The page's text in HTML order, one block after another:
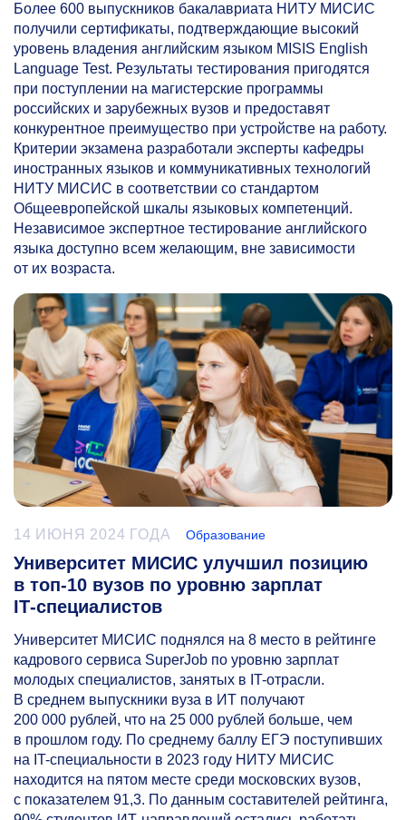
Более 600 выпускников бакалавриата НИТУ МИСИС
получили сертификаты, подтверждающие высокий
уровень владения английским языком MISIS English
Language Test. Результаты тестирования пригодятся
при поступлении на магистерские программы
российских и зарубежных вузов и предоставят
конкурентное преимущество при устройстве на работу.
Критерии экзамена разработали эксперты кафедры
иностранных языков и коммуникативных технологий
НИТУ МИСИС в соответствии со стандартом
Общеевропейской шкалы языковых компетенций.
Независимое экспертное тестирование английского
языка доступно всем желающим, вне зависимости
от их возраста.
14 ИЮНЯ 2024 ГОДА Образование
Университет МИСИС улучшил позицию
в топ-10 вузов по уровню зарплат
IT‑специалистов
Университет МИСИС поднялся на 8 место в рейтинге
кадрового сервиса SuperJob по уровню зарплат
молодых специалистов, занятых в IT-отрасли.
В среднем выпускники вуза в ИТ получают
200 000 рублей, что на 25 000 рублей больше, чем
в прошлом году. По среднему баллу ЕГЭ поступивших
на IT-специальности в 2023 году НИТУ МИСИС
находится на пятом месте среди московских вузов,
с показателем 91,3. По данным составителей рейтинга,